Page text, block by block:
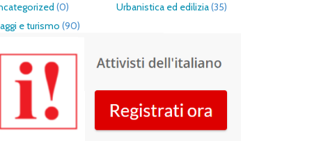
(0) Urbanistica ed edilizia(35)
e turismo (90)